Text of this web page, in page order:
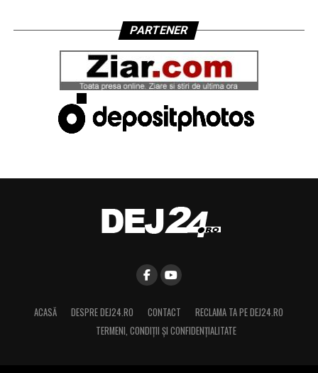
PARTENER
ACASĂ DESPRE DEJ24.RO CONTACT
RECLAMA TA PE DEJ24.RO
TERMENI, CONDIŢII ȘI CONFIDENȚIALITATE